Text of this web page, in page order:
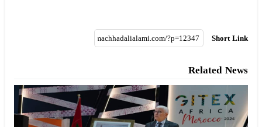
Short Link
Related News